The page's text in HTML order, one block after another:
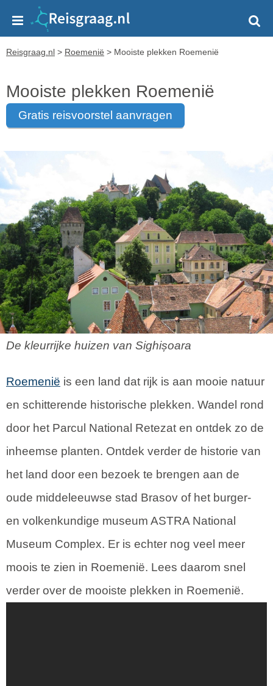
Reisgraag.nl > Roemenië > Mooiste plekken Roemenië
Mooiste plekken Roemenië
gratis reisvoorstel aanvragen
De kleurrijke huizen van Sighișoara
Roemenië is een land dat rijk is aan mooie natuur
en schitterende historische plekken. Wandel rond
door het Parcul National Retezat en ontdek zo de
inheemse planten. Ontdek verder de historie van
het land door een bezoek te brengen aan de
oude middeleeuwse stad Brasov of het burger-
en volkenkundige museum ASTRA National
Museum Complex. Er is echter nog veel meer
moois te zien in Roemenië. Lees daarom snel
verder over de mooiste plekken in Roemenië.